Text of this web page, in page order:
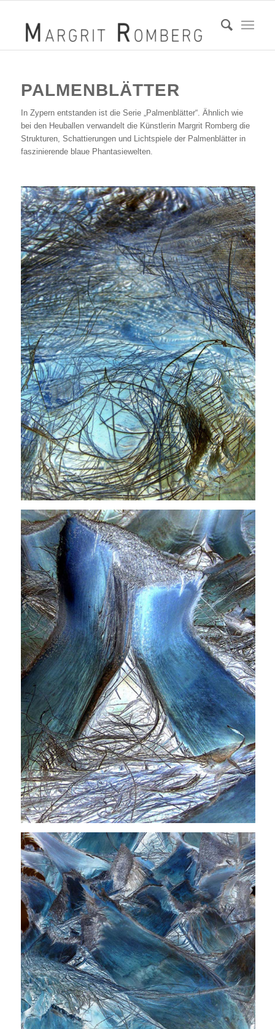
PALMENBLÄTTER
In Zypern entstanden ist die Serie „Palmenblätter“. Ähnlich wie
bei den Heuballen verwandelt die Künstlerin Margrit Romberg die
Strukturen, Schattierungen und Lichtspiele der Palmenblätter in
faszinierende blaue Phantasiewelten.